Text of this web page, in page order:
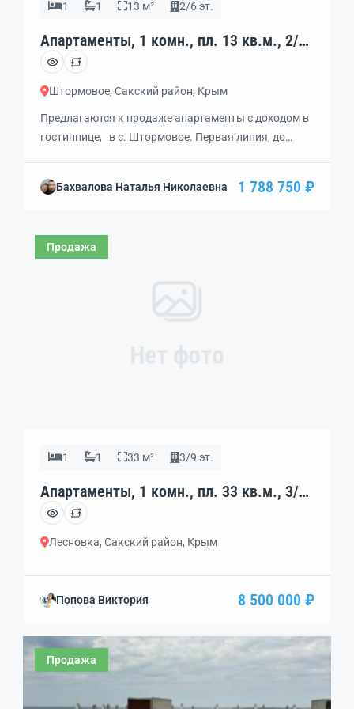
1 1 13 м² 2/6 эт.
Апартаменты, 1 комн., пл. 13 кв.м., 2/6
эт., код: 411847
Штормовое, Сакский район, Крым
Предлагаются к продаже апартаменты с доходом в
гостиннице, в с. Штормовое. Первая линия, до
комплекс входят 6 этажей номеров, в том числе
Территория по периметру закрыта. Особенностью
Бахвалова Наталья Николаевна 1 788 750 ₽
Продажа
1 1 33 м² 3/9 эт.
Апартаменты, 1 комн., пл. 33 кв.м., 3/9
эт., код: 452075
Лесновка, Сакский район, Крым
Попова Виктория 8 500 000 ₽
Продажа